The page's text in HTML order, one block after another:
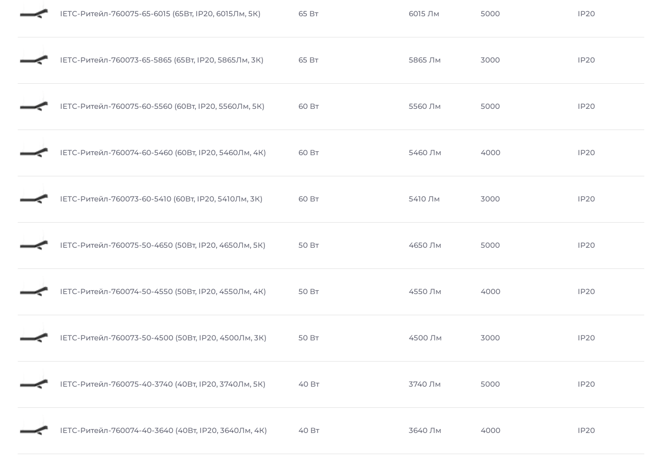
IETC-Ритейл-760075-65-6015 (65Вт, IP20, 6015Лм, 5К) 65 Вт 6015 Лм 5000 IP20
IETC-Ритейл-760073-65-5865 (65Вт, IP20, 5865Лм, 3К) 65 Вт 5865 Лм 3000 IP20
IETC-Ритейл-760075-60-5560 (60Вт, IP20, 5560Лм, 5К) 60 Вт 5560 Лм 5000 IP20
IETC-Ритейл-760074-60-5460 (60Вт, IP20, 5460Лм, 4К) 60 Вт 5460 Лм 4000 IP20
IETC-Ритейл-760073-60-5410 (60Вт, IP20, 5410Лм, 3К) 60 Вт 5410 Лм 3000 IP20
IETC-Ритейл-760075-50-4650 (50Вт, IP20, 4650Лм, 5К) 50 Вт 4650 Лм 5000 IP20
IETC-Ритейл-760074-50-4550 (50Вт, IP20, 4550Лм, 4К) 50 Вт 4550 Лм 4000 IP20
IETC-Ритейл-760073-50-4500 (50Вт, IP20, 4500Лм, 3К) 50 Вт 4500 Лм 3000 IP20
IETC-Ритейл-760075-40-3740 (40Вт, IP20, 3740Лм, 5К) 40 Вт 3740 Лм 5000 IP20
IETC-Ритейл-760074-40-3640 (40Вт, IP20, 3640Лм, 4К) 40 Вт 3640 Лм 4000 IP20